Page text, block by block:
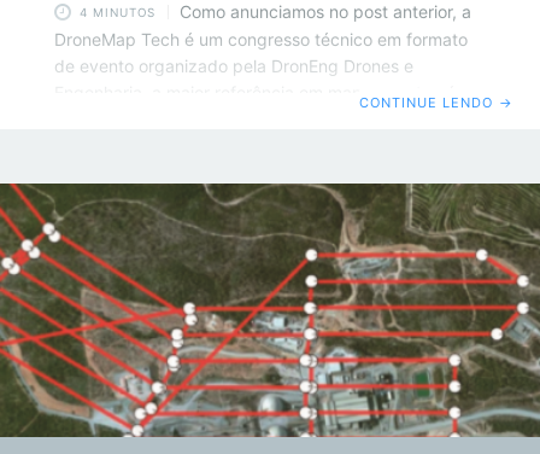
4 MINUTOS
Como anunciamos no post anterior, a
DroneMap Tech é um congresso técnico em formato
de evento organizado pela DronEng Drones e
perguntam: mas por que um evento assim? Por essa
razão, separamos 5 motivos para você não perder a
oportunidade de participar da DroneMap Tech. Veja
quais são! 1. Inovação Nunca
CONTINUE LENDO →